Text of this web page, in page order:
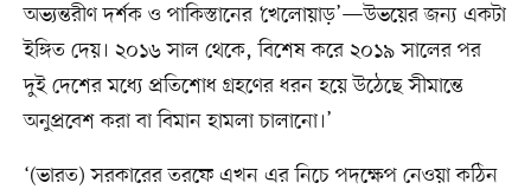
অভ্যন্তরীণ দর্শক ও পাকিস্তানের ‘খেলোয়াড়’—উভয়ের জন্য একটা
ইঙ্গিত দেয়। ২০১৬ সাল থেকে, বিশেষ করে ২০১৯ সালের পর
দুই দেশের মধ্যে প্রতিশোধ গ্রহণের ধরন হয়ে উঠেছে সীমান্তে
অনুপ্রবেশ করা বা বিমান হামলা চালানো।’
‘(ভারত) সরকারের তরফে এখন এর নিচে পদক্ষেপ নেওয়া কঠিন